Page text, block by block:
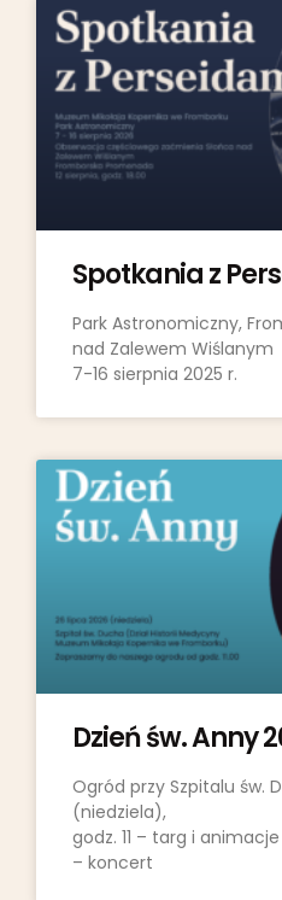
Spotkania z
Park Astronomiczny,
nad Zalewem Wiślanym
7-16 sierpnia 2025 r.
Dzień św. Anny
Ogród przy Szpitalu św.
(niedziela),
godz. 11 – targ i
– koncert